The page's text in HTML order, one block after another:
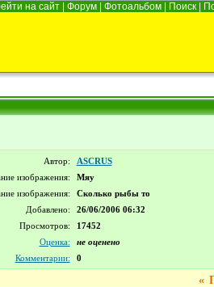
на сайт Форум Фотоальбом Поиск
Автор:
ASCRUS
изображения:
Мяу
изображения:
Сколько рыбы то
Добавлено:
26/06/2006 06:32
Просмотров:
17452
Оценка:
не оценено
Комментарии:
0
«